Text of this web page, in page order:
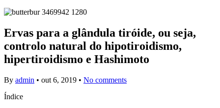
Ervas para a glândula tiróide, ou seja,
controlo natural do hipotiroidismo,
hipertiroidismo e Hashimoto
By admin • out 6, 2019 • No comments
Índice